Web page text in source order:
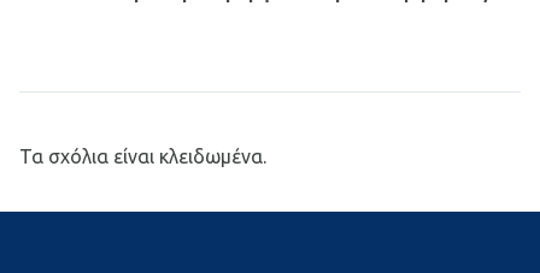
Τα σχόλια είναι κλειδωμένα.